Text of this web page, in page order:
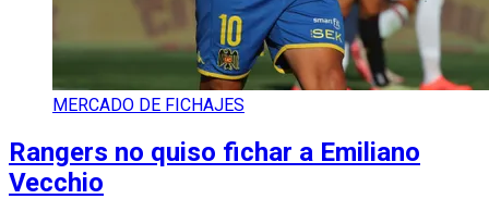
MERCADO DE FICHAJES
Rangers no quiso fichar a Emiliano
Vecchio